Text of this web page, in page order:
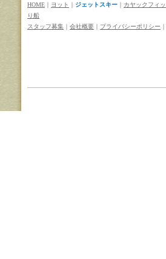
HOME ｜ ヨット ｜ ジェットスキー ｜ カヤックフィ
り船
スタッフ募集 ｜ 会社概要 ｜ プライバシーポリシー ｜